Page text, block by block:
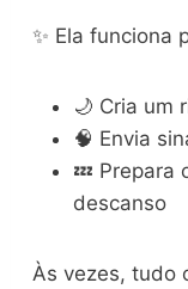
✨ Ela funciona
🌙 Cria um
🧠 Envia
💤 Prepara
descanso
Às vezes, tudo